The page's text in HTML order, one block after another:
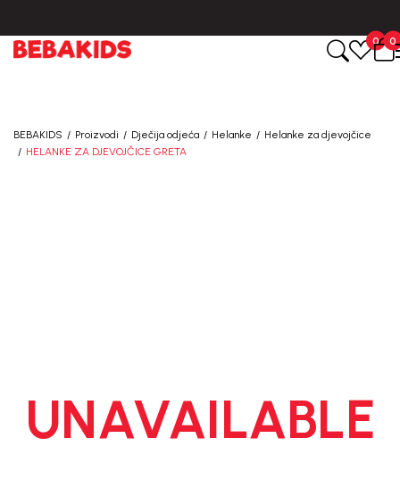
0
0
BEBAKIDS Proizvodi Dječija odjeća Helanke
Helanke za djevojčice
HELANKE ZA DJEVOJČICE GRETA
UNAVAILABLE